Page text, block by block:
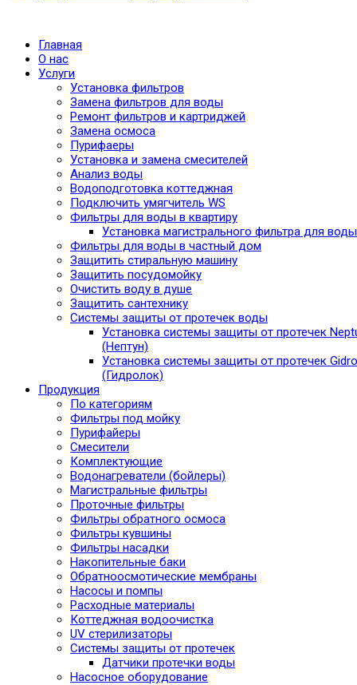
Главная
О нас
Услуги
Установка фильтров
Замена фильтров для воды
Ремонт фильтров и картриджей
Замена осмоса
Пурифаеры
Установка и замена смесителей
Анализ воды
Водоподготовка коттеджная
Подключить умягчитель WS
Фильтры для воды в квартиру
Установка магистрального фильтра для воды
Фильтры для воды в частный дом
Защитить стиральную машину
Защитить посудомойку
Очистить воду в душе
Защитить сантехнику
Системы защиты от протечек воды
Установка системы защиты от протечек
(Нептун)
Установка системы защиты от протечек
(Гидролок)
Продукция
По категориям
Фильтры под мойку
Пурифайеры
Смесители
Комплектующие
Водонагреватели (бойлеры)
Магистральные фильтры
Проточные фильтры
Фильтры обратного осмоса
Фильтры кувшины
Фильтры насадки
Накопительные баки
Обратноосмотические мембраны
Насосы и помпы
Расходные материалы
Коттеджная водоочистка
UV стерилизаторы
Системы защиты от протечек
Датчики протечки воды
Насосное оборудование